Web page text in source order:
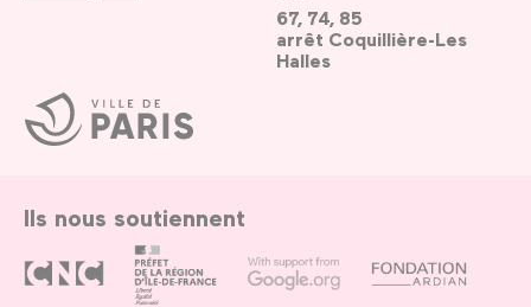
Ville
de
Paris
67, 74, 85
arrêt Coquillière-Les
Halles
Ils nous soutiennent